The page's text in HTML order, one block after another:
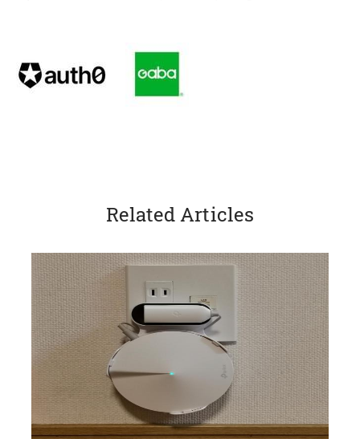
Related Articles